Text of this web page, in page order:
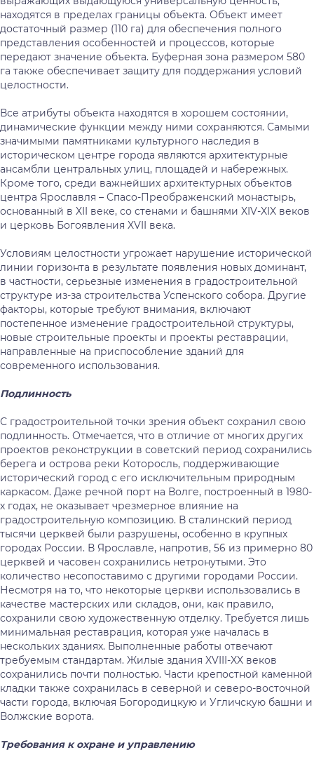
находятся в пределах границы объекта. Объект имеет
достаточный размер (110 га) для обеспечения полного
представления особенностей и процессов, которые
передают значение объекта. Буферная зона размером 580
га также обеспечивает защиту для поддержания условий
целостности.
Все атрибуты объекта находятся в хорошем состоянии,
динамические функции между ними сохраняются. Самыми
значимыми памятниками культурного наследия в
историческом центре города являются архитектурные
ансамбли центральных улиц, площадей и набережных.
Кроме того, среди важнейших архитектурных объектов
центра Ярославля – Спасо-Преображенский монастырь,
основанный в XII веке, со стенами и башнями XIV-XIX веков
и церковь Богоявления XVII века.
Условиям целостности угрожает нарушение исторической
линии горизонта в результате появления новых доминант,
в частности, серьезные изменения в градостроительной
структуре из-за строительства Успенского собора. Другие
факторы, которые требуют внимания, включают
постепенное изменение градостроительной структуры,
новые строительные проекты и проекты реставрации,
направленные на приспособление зданий для
современного использования.
Подлинность
С градостроительной точки зрения объект сохранил свою
подлинность. Отмечается, что в отличие от многих других
проектов реконструкции в советский период сохранились
берега и острова реки Которосль, поддерживающие
исторический город с его исключительным природным
каркасом. Даже речной порт на Волге, построенный в 1980-
х годах, не оказывает чрезмерное влияние на
градостроительную композицию. В сталинский период
тысячи церквей были разрушены, особенно в крупных
городах России. В Ярославле, напротив, 56 из примерно 80
церквей и часовен сохранились нетронутыми. Это
количество несопоставимо с другими городами России.
Несмотря на то, что некоторые церкви использовались в
качестве мастерских или складов, они, как правило,
сохранили свою художественную отделку. Требуется лишь
минимальная реставрация, которая уже началась в
нескольких зданиях. Выполненные работы отвечают
требуемым стандартам. Жилые здания XVIII-XX веков
сохранились почти полностью. Части крепостной каменной
кладки также сохранилась в северной и северо-восточной
части города, включая Богородицкую и Угличскую башни и
Волжские ворота.
Требования к охране и управлению